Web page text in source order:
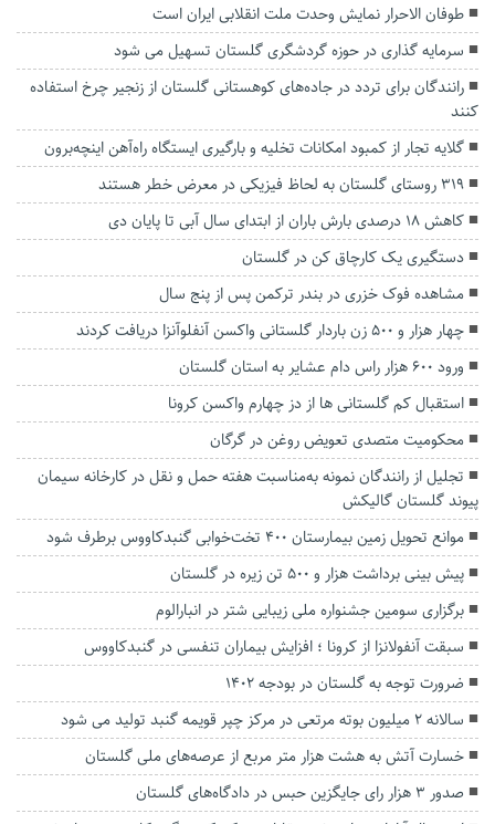
طوفان الاحرار نمایش وحدت ملت انقلابی ایران است
سرمایه گذاری در حوزه گردشگری گلستان تسهیل می شود
رانندگان برای تردد در جاده‌های کوهستانی گلستان از زنجیر چرخ استفاده
کنند
گلایه تجار از کمبود امکانات تخلیه و بارگیری ایستگاه راه‌آهن اینچه‌برون
۳۱۹ روستای گلستان به لحاظ فیزیکی در معرض خطر هستند
کاهش ۱۸ درصدی بارش باران از ابتدای سال آبی تا پایان دی
دستگیری یک کارچاق کن در گلستان
مشاهده فوک خزری در بندر ترکمن پس از پنج سال
چهار هزار و ۵۰۰ زن باردار گلستانی واکسن آنفلوآنزا دریافت کردند
ورود ۶۰۰ هزار راس دام‌ عشایر به استان گلستان
استقبال کم گلستانی ها از دز چهارم واکسن کرونا
محکومیت متصدی تعویض روغن در گرگان
تجلیل از رانندگان نمونه به‌مناسبت هفته حمل و نقل در کارخانه سیمان
پیوند گلستان گالیکش
موانع تحویل زمین بیمارستان ۴۰۰ تخت‌خوابی گنبدکاووس برطرف شود
پیش بینی برداشت هزار و ۵۰۰ تن زیره در گلستان
برگزاری سومین جشنواره ملی زیبایی شتر در انبارالوم
سبقت آنفولانزا از کرونا ؛ افزایش بیماران تنفسی در گنبدکاووس
ضرورت توجه به گلستان در بودجه ۱۴۰۲
سالانه ۲ میلیون بوته مرتعی در مرکز چپر قویمه گنبد تولید می شود
خسارت آتش به هشت هزار متر مربع از عرصه‌های ملی گلستان
صدور ۳ هزار رای جایگزین حبس در دادگاه‌های گلستان